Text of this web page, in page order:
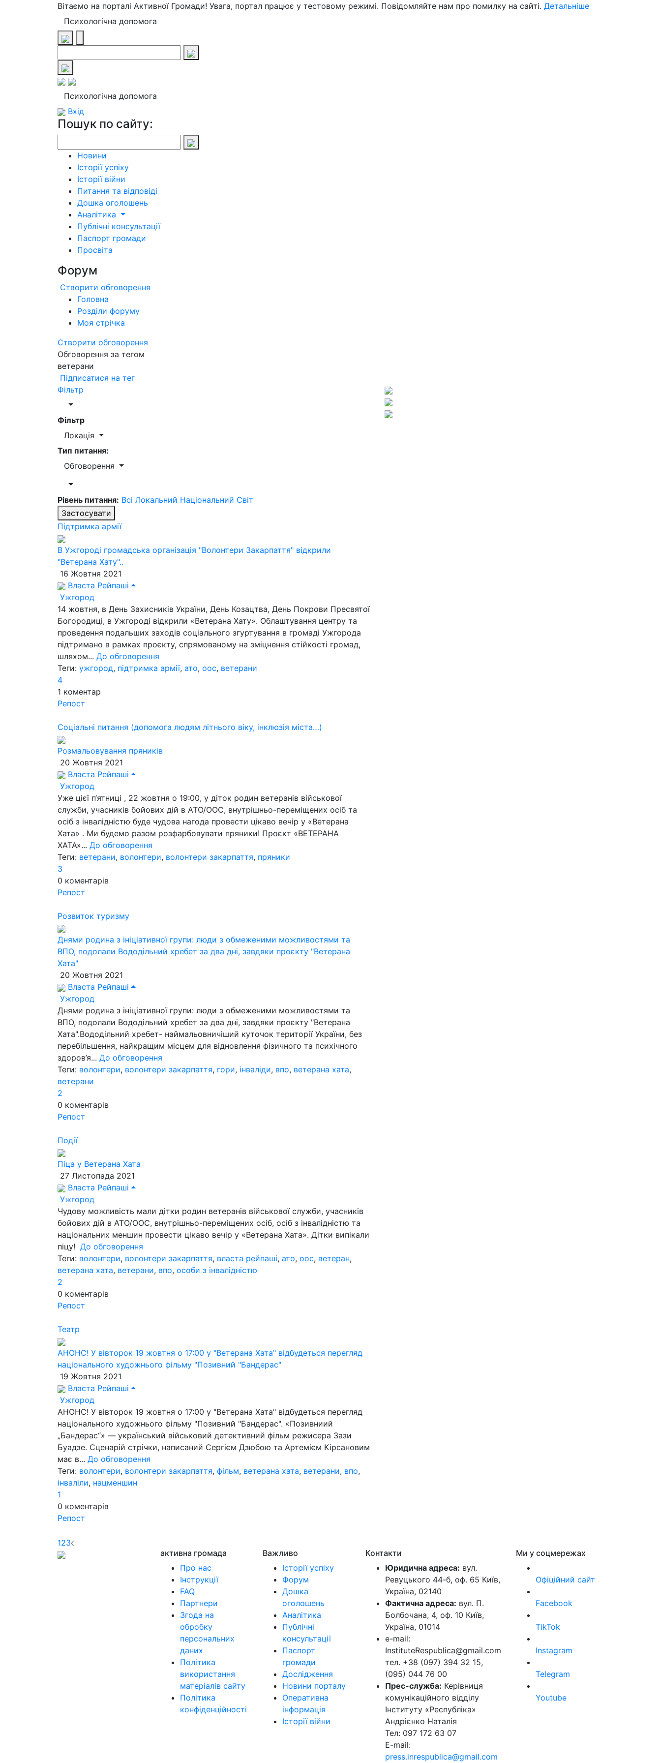
Вітаємо на порталі Активної Громади! Увага, портал працює у тестовому режимі. Повідомляйте нам про помилку на сайті. Детальніше
Психологічна допомога
Психологічна допомога
Вхід
Пошук по сайту:
Новини
Історії успіху
Історії війни
Питання та відповіді
Дошка оголошень
Аналітика
Публічні консультації
Паспорт громади
Просвіта
Форум
Створити обговорення
Головна
Розділи форуму
Моя стрічка
Створити обговорення
Обговорення за тегом
ветерани
Підписатися на тег
Фільтр
Фільтр
Локація
Тип питання:
Обговорення
Рівень питання: Всі Локальний Національний Світ
Застосувати
Підтримка армії
В Ужгороді громадська організація "Волонтери Закарпаття" відкрили
"Ветерана Хату"..
16 Жовтня 2021
Власта Рейпаші
Ужгород
14 жовтня, в День Захисників України, День Козацтва, День Покрови Пресвятої
Богородиці, в Ужгороді відкрили «Ветерана Хату». Облаштування центру та
проведення подальших заходів соціального згуртування в громаді Ужгорода
підтримано в рамках проєкту, спрямованому на зміцнення стійкості громад,
шляхом... До обговорення
Теги: ужгород, підтримка армії, ато, оос, ветерани
4
1 коментар
Репост
Соціальні питання (допомога людям літнього віку, інклюзія міста…)
Розмальовування пряників
20 Жовтня 2021
Власта Рейпаші
Ужгород
Уже цієї п‘ятниці , 22 жовтня о 19:00, у діток родин ветеранів військової
служби, учасників бойових дій в АТО/ООС, внутрішньо-переміщених осіб та
осіб з інвалідністю буде чудова нагода провести цікаво вечір у «Ветерана
Хата» . Ми будемо разом розфарбовувати пряники! Проєкт «ВЕТЕРАНА
ХАТА»... До обговорення
Теги: ветерани, волонтери, волонтери закарпаття, пряники
3
0 коментарів
Репост
Розвиток туризму
Днями родина з ініціативної групи: люди з обмеженими можливостями та
ВПO, подолали Вододільний хребет за два дні, завдяки проєкту "Ветерана
Хата"
20 Жовтня 2021
Власта Рейпаші
Ужгород
Днями родина з ініціативної групи: люди з обмеженими можливостями та
ВПO, подолали Вододільний хребет за два дні, завдяки проєкту "Ветерана
Хата".Вододільний хребет- наймальовничіший куточок території України, без
перебільшення, найкращим місцем для відновлення фізичного та психічного
здоров’я... До обговорення
Теги: волонтери, волонтери закарпаття, гори, інваліди, впо, ветерана хата,
ветерани
2
0 коментарів
Репост
Події
Піца у Ветерана Хата
27 Листопада 2021
Власта Рейпаші
Ужгород
Чудову можливість мали дітки родин ветеранів військової служби, учасників
бойових дій в АТО/ООС, внутрішньо-переміщених осіб, осіб з інвалідністю та
національних меншин провести цікаво вечір у «Ветерана Хата». Дітки випікали
піцу! До обговорення
Теги: волонтери, волонтери закарпаття, власта рейпаші, ато, оос, ветеран,
ветерана хата, ветерани, впо, особи з інвалідністю
2
0 коментарів
Репост
Театр
АНОНС! У вівторок 19 жовтня о 17:00 у "Ветерана Хата" відбудеться перегляд
національного художнього фільму "Позивний "Бандерас"
19 Жовтня 2021
Власта Рейпаші
Ужгород
АНОНС! У вівторок 19 жовтня о 17:00 у "Ветерана Хата" відбудеться перегляд
національного художнього фільму "Позивний "Бандерас". «Позивниий
„Бандерас“» — український військовий детективний фільм режисера Зази
Буадзе. Сценарій стрічки, написаний Сергієм Дзюбою та Артемієм Кірсановим
має в... До обговорення
Теги: волонтери, волонтери закарпаття, фільм, ветерана хата, ветерани, впо,
інваліли, нацменшин
1
0 коментарів
Репост
123
активна громада
Про нас
Інструкції
FAQ
Партнери
Згода на
обробку
персональних
даних
Політика
використання
матеріалів сайту
Політика
конфіденційності
Важливо
Історії успіху
Форум
Дошка
оголошень
Аналітика
Публічні
консультації
Паспорт
громади
Дослідження
Новини порталу
Оперативна
інформація
Історії війни
Контакти
Юридична адреса: вул.
Ревуцького 44-б, оф. 65 Київ,
Україна, 02140
Фактична адреса: вул. П.
Болбочана, 4, оф. 10 Київ,
Україна, 01014
e-mail:
InstituteRespublica@gmail.com
тел. +38 (097) 394 32 15,
(095) 044 76 00
Прес-служба: Керівниця
комунікаційного відділу
Інституту «Республіка»
Андрієнко Наталія
Тел: 097 172 63 07
E-mail:
press.inrespublica@gmail.com
Ми у соцмережах
Офіційний сайт
Facebook
TikTok
Instagram
Telegram
Youtube